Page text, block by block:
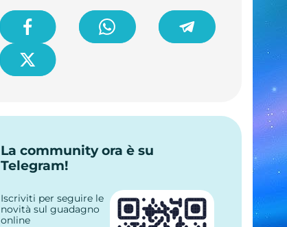
La community ora è su
Telegram!
Iscriviti per seguire le
novità sul guadagno
online